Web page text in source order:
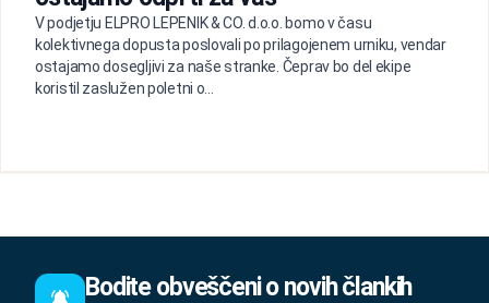
V podjetju ELPRO LEPENIK & CO. d.o.o. bomo v času
kolektivnega dopusta poslovali po prilagojenem urniku, vendar
ostajamo dosegljivi za naše stranke. Čeprav bo del ekipe
koristil zaslužen poletni o...
Bodite obveščeni o novih člankih